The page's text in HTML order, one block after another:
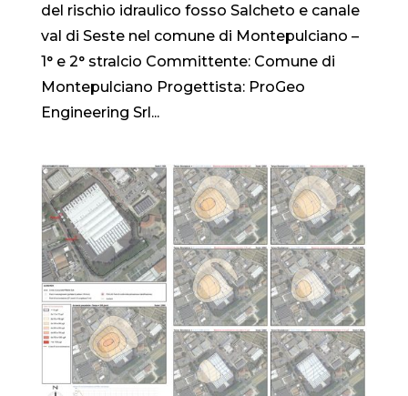
del rischio idraulico fosso Salcheto e canale
val di Seste nel comune di Montepulciano –
1° e 2° stralcio Committente: Comune di
Montepulciano Progettista: ProGeo
Engineering Srl...